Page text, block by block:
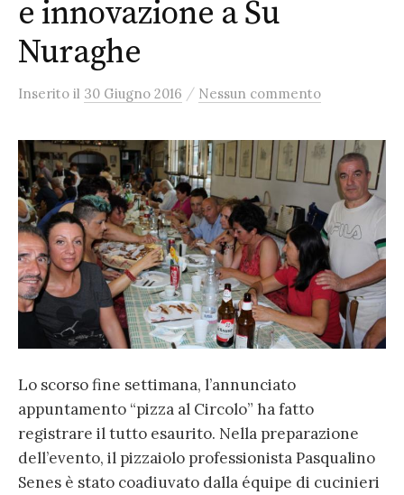
e innovazione a Su
Nuraghe
Inserito il 30 Giugno 2016 / Nessun commento
Lo scorso fine settimana, l’annunciato
appuntamento “pizza al Circolo” ha fatto
registrare il tutto esaurito. Nella preparazione
dell’evento, il pizzaiolo professionista Pasqualino
Senes è stato coadiuvato dalla équipe di cucinieri